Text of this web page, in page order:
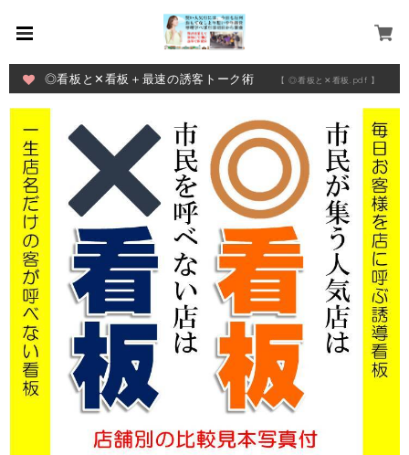
◎看板と✕看板＋最速の誘客トーク術 【 ◎看板と✕看板.pdf 】